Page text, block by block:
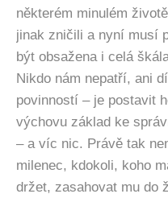
některém minulém
jinak zničili a nyní musí
být obsažena i celá
Nikdo nám nepatří, ani
povinností – je postavit
výchovu základ ke
– a víc nic. Právě tak
milenec, kdokoli, koho
držet, zasahovat mu do